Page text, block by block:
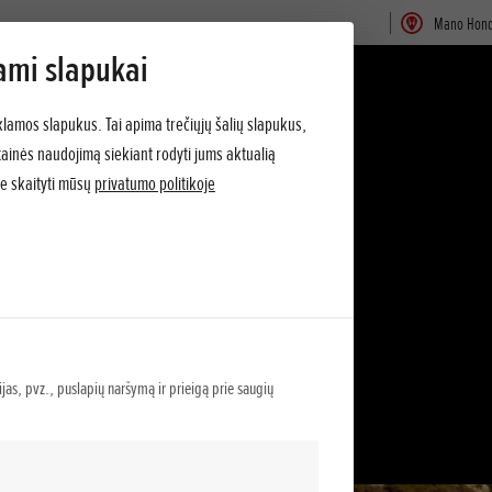
slapukai
slapukus. Tai apima trečiųjų šalių slapukus,
naudojimą siekiant rodyti jums aktualią
skaityti mūsų privatumo politikoje
pvz., puslapių naršymą ir prieigą prie saugių
Mano